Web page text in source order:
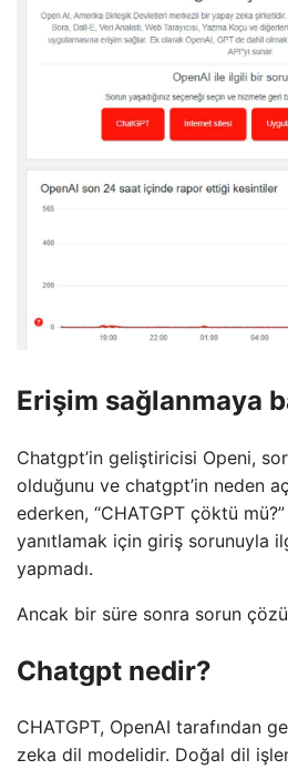
Erişim sağlanmaya
Chatgpt’in geliştiricisi Openi,
olduğunu ve chatgpt’in neden
ederken, “CHATGPT çöktü
yanıtlamak için giriş sorunuyla
yapmadı.
Ancak bir süre sonra sorun
Chatgpt nedir?
CHATGPT, OpenAI tarafından
zeka dil modelidir. Doğal dil